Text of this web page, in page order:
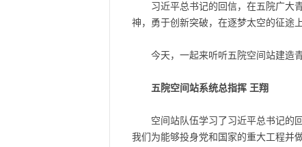
习近平总书记的回信，在五院广大
神，勇于创新突破，在逐梦太空的征途
今天，一起来听听五院空间站建造
五院空间站系统总指挥 王翔
空间站队伍学习了习近平总书记的
我们为能够投身党和国家的重大工程并